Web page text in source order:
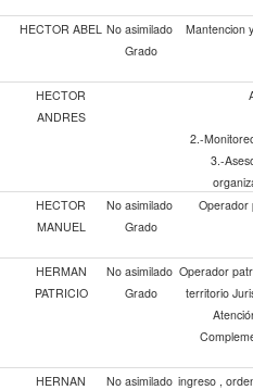
HECTOR ABEL No asimilado
Grado
Mantencion
HECTOR
ANDRES
2.-
3.-
HECTOR
MANUEL
No asimilado
Grado
Operador
HERMAN
PATRICIO
No asimilado
Grado
Operador
territorio
HERNAN
No asimilado ingreso ,